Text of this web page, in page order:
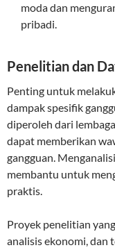
moda dan
pribadi.
Penelitian dan
Penting untuk
dampak spesifik
diperoleh dari
dapat memberikan
gangguan.
membantu untuk
praktis.
Proyek penelitian
analisis ekonomi, dan